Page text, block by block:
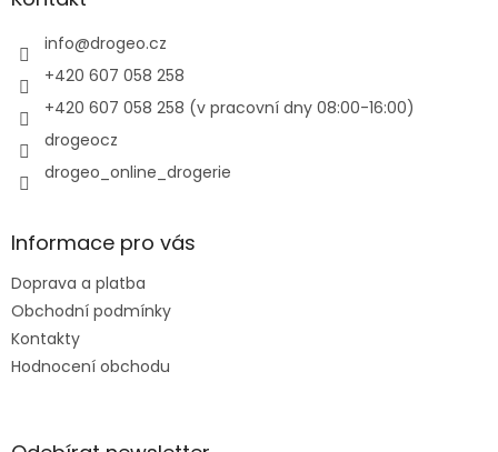
info@drogeo.cz
+420 607 058 258
+420 607 058 258 (v pracovní dny 08:00-16:00)
drogeocz
drogeo_online_drogerie
Informace pro vás
Doprava a platba
Obchodní podmínky
Kontakty
Hodnocení obchodu